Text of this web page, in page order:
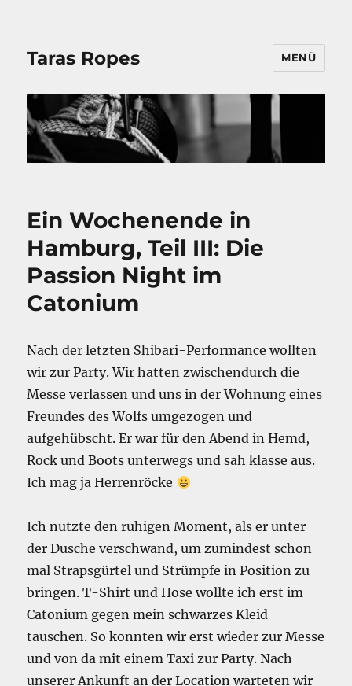
Taras Ropes MENÜ
Ein Wochenende in
Hamburg, Teil III: Die
Passion Night im
Catonium
Nach der letzten Shibari-Performance wollten
wir zur Party. Wir hatten zwischendurch die
Messe verlassen und uns in der Wohnung eines
Freundes des Wolfs umgezogen und
aufgehübscht. Er war für den Abend in Hemd,
Rock und Boots unterwegs und sah klasse aus.
Ich mag ja Herrenröcke
Ich nutzte den ruhigen Moment, als er unter
der Dusche verschwand, um zumindest schon
mal Strapsgürtel und Strümpfe in Position zu
bringen. T-Shirt und Hose wollte ich erst im
Catonium gegen mein schwarzes Kleid
tauschen. So konnten wir erst wieder zur Messe
und von da mit einem Taxi zur Party. Nach
unserer Ankunft an der Location warteten wir